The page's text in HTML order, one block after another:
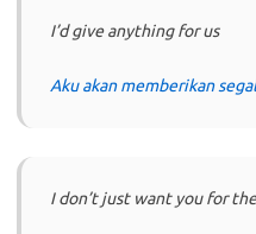
I’d give anything for us
Aku akan memberikan
I don’t just want you for